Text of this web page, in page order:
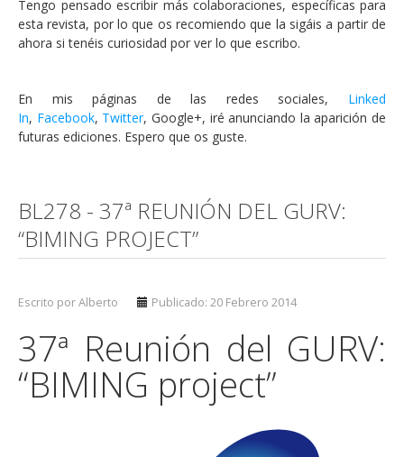
Tengo pensado escribir más colaboraciones, específicas para
esta revista, por lo que os recomiendo que la sigáis a partir de
ahora si tenéis curiosidad por ver lo que escribo.
En mis páginas de las redes sociales, Linked
In, Facebook, Twitter, Google+, iré anunciando la aparición de
futuras ediciones. Espero que os guste.
BL278 - 37ª REUNIÓN DEL GURV:
“BIMING PROJECT”
Escrito por Alberto Publicado: 20 Febrero 2014
37ª Reunión del GURV:
“BIMING project”